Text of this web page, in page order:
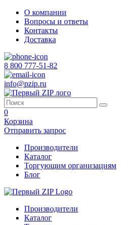
О компании
Вопросы и ответы
Контакты
Доставка
8 800 777-51-82
info@pzip.ru
0
Корзина
Отправить запрос
Производители
Каталог
Торгующим организациям
Блог
Производители
Каталог